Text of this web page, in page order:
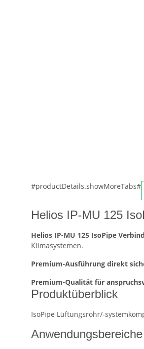
#productDetails.showMoreTabs#
Helios IP-MU 125
Helios IP-MU 125 IsoPipe
Klimasystemen.
Premium-Ausführung direkt
Premium-Qualität für
Produktüberblick
IsoPipe Lüftungsrohr/-
Anwendungsbereiche